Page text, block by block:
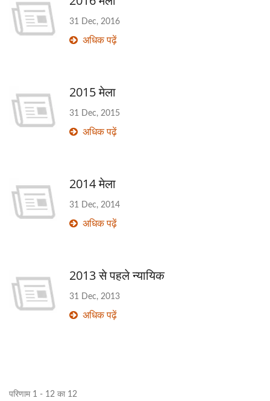
31 Dec, 2016
अधिक पढ़ें
2015 मेला
31 Dec, 2015
अधिक पढ़ें
2014 मेला
31 Dec, 2014
अधिक पढ़ें
2013 से पहले न्यायिक
31 Dec, 2013
अधिक पढ़ें
परिणाम 1 - 12 का 12